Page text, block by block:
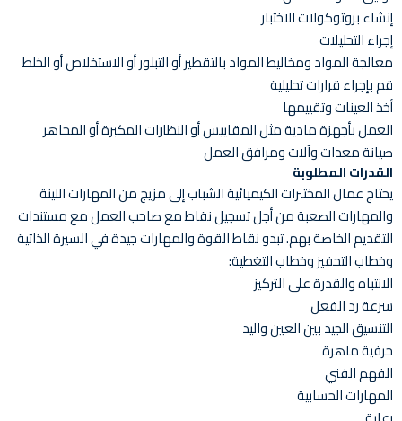
إنشاء بروتوكولات الاختبار
إجراء التحليلات
معالجة المواد ومخاليط المواد بالتقطير أو التبلور أو الاستخلاص أو الخلط
قم بإجراء قرارات تحليلية
أخذ العينات وتقييمها
العمل بأجهزة مادية مثل المقاييس أو النظارات المكبرة أو المجاهر
صيانة معدات وآلات ومرافق العمل
القدرات المطلوبة
يحتاج عمال المختبرات الكيميائية الشباب إلى مزيج من المهارات اللينة
والمهارات الصعبة من أجل تسجيل نقاط مع صاحب العمل مع مستندات
التقديم الخاصة بهم. تبدو نقاط القوة والمهارات جيدة في السيرة الذاتية
وخطاب التحفيز وخطاب التغطية:
الانتباه والقدرة على التركيز
سرعة رد الفعل
التنسيق الجيد بين العين واليد
حرفية ماهرة
الفهم الفني
المهارات الحسابية